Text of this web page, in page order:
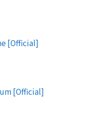
[Official]
[Official]